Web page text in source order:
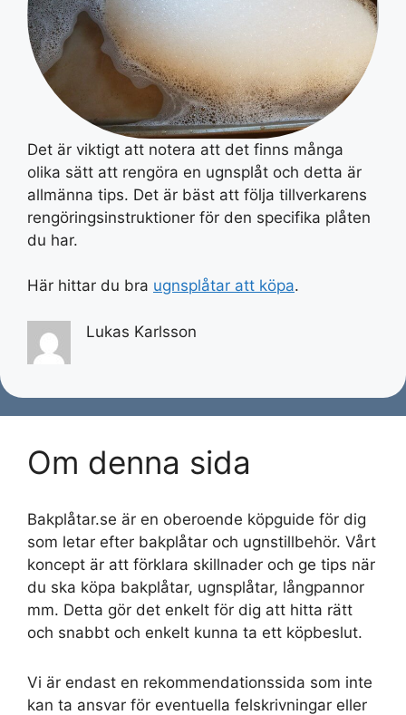
Det är viktigt att notera att det finns många
olika sätt att rengöra en ugnsplåt och detta är
allmänna tips. Det är bäst att följa tillverkarens
rengöringsinstruktioner för den specifika plåten
du har.
Här hittar du bra ugnsplåtar att köpa.
Lukas Karlsson
Om denna sida
Bakplåtar.se är en oberoende köpguide för dig
som letar efter bakplåtar och ugnstillbehör. Vårt
koncept är att förklara skillnader och ge tips när
du ska köpa bakplåtar, ugnsplåtar, långpannor
mm. Detta gör det enkelt för dig att hitta rätt
och snabbt och enkelt kunna ta ett köpbeslut.
Vi är endast en rekommendationssida som inte
kan ta ansvar för eventuella felskrivningar eller